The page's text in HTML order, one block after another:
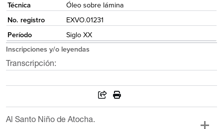
Técnica
Óleo sobre lámina
No. registro
EXVO.01231
Período
Siglo XX
Inscripciones y/o leyendas
Transcripción:
Al Santo Niño de Atocha.